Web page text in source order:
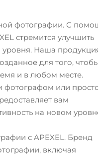
фотографии. С
стремится улучшить
Наша
для того,
и в любом месте.
фотографом или
вам
на новом
с APEXEL. Бренд
включая